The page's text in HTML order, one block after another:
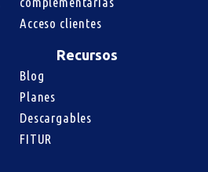
Acceso clientes
Recursos
Blog
Planes
Descargables
FITUR